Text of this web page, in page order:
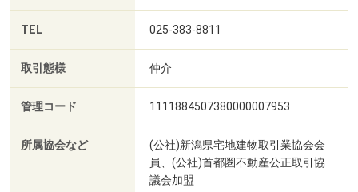
TEL 025-383-8811
取引態様 仲介
管理コード 1111884507380000007953
所属協会など
(公社)新潟県宅地建物取引業協会会
員、(公社)首都圏不動産公正取引協
議会加盟